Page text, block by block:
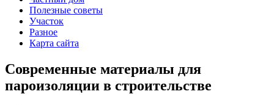
Полезные советы
Участок
Разное
Карта сайта
Современные материалы для
пароизоляции в строительстве